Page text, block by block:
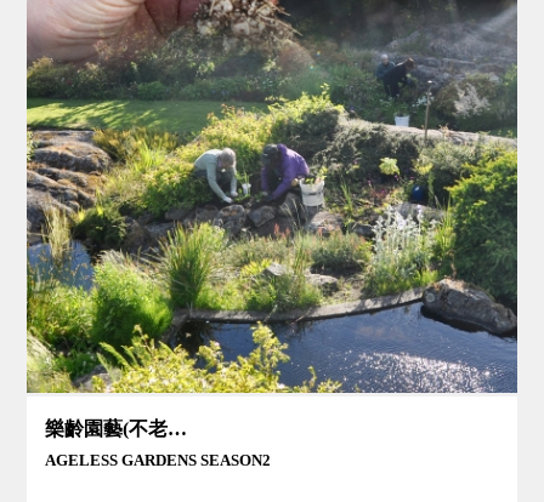
樂齡園藝(不老花園Ⅱ)
AGELESS GARDENS SEASON2